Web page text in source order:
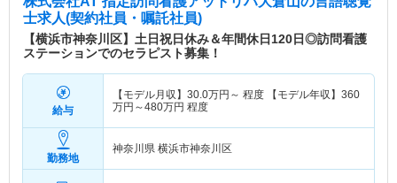
士求人(契約社員・嘱託社員)
【横浜市神奈川区】土日祝日休み＆年間休日120日◎訪問看護
ステーションでのセラピスト募集！
給与
【モデル月収】 30.0万円～ 程度 【モデル年収】 360
万円～480万円 程度
勤務地
神奈川県 横浜市神奈川区